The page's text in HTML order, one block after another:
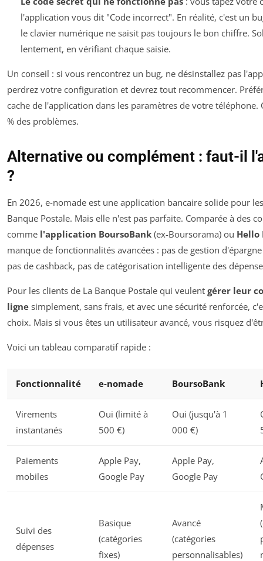
l'application vous dit "Code incorrect". En réalité, c'est un
le clavier numérique ne saisit pas toujours le bon chiffre.
lentement, en vérifiant chaque saisie.
Un conseil : si vous rencontrez un bug, ne désinstallez pas
perdrez votre configuration et devrez tout recommencer.
cache de l'application dans les paramètres de votre téléphone.
% des problèmes.
Alternative ou complément : faut-il
?
En 2026, e-nomade est une application bancaire solide pour
Banque Postale. Mais elle n'est pas parfaite. Comparée à des
comme l'application BoursoBank (ex-Boursorama) ou Hello
manque de fonctionnalités avancées : pas de gestion
pas de cashback, pas de catégorisation intelligente des
Pour les clients de La Banque Postale qui veulent gérer leur
ligne simplement, sans frais, et avec une sécurité renforcée,
choix. Mais si vous êtes un utilisateur avancé, vous risquez
Voici un tableau comparatif rapide :
Fonctionnalité e-nomade BoursoBank
Virements
instantanés
Oui (limité à
500 €)
Oui (jusqu'à 1
000 €)
Paiements
mobiles
Apple Pay,
Google Pay
Apple Pay,
Google Pay
Suivi des
dépenses
Basique
(catégories
fixes)
Avancé
(catégories
personnalisables)